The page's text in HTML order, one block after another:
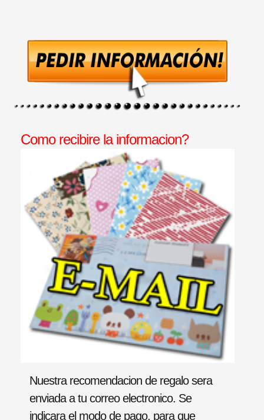
Como recibire la informacion?
Nuestra recomendacion de regalo sera
enviada a tu correo electronico. Se
indicara el modo de pago, para que